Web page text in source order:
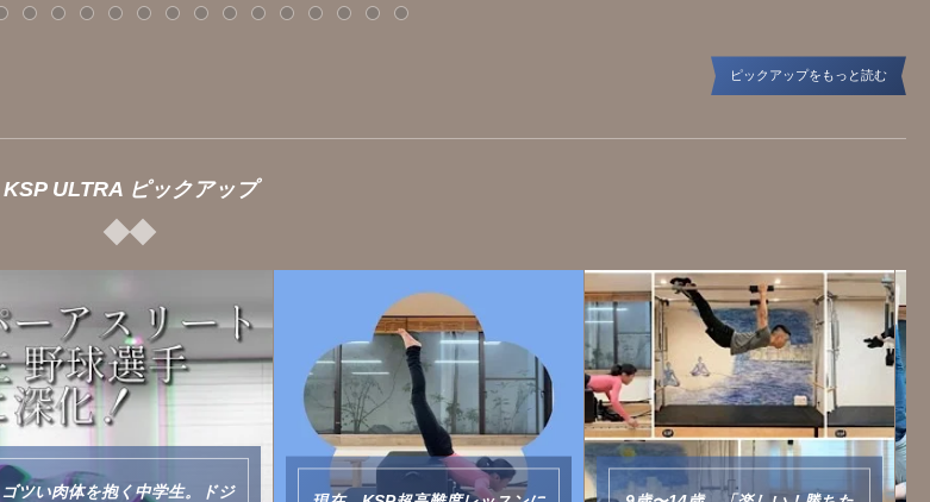
ピックアップをもっと読む
KSP ULTRA ピックアップ
おばあちゃまからオジ様、野